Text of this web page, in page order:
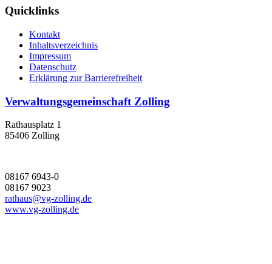
Quicklinks
Kontakt
Inhaltsverzeichnis
Impressum
Datenschutz
Erklärung zur Barrierefreiheit
Verwaltungsgemeinschaft Zolling
Rathausplatz 1
85406 Zolling
08167 6943-0
08167 9023
rathaus@vg-zolling.de
www.vg-zolling.de